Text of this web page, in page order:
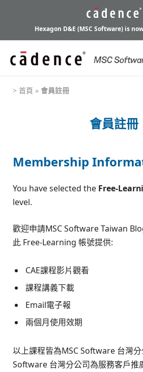
Hexagon D&E (MSC Software) is
> 首頁 » 會員註冊
會員註冊
Membership
You have selected the Free-
level.
歡迎申請MSC Software Taiwan
此 Free-Learning 帳號提供:
CAE課程影片觀看
課程講義下載
Email電子報
兩個月使用效期
以上課程皆為MSC Software 台灣
Software 台灣分公司為服務客戶推